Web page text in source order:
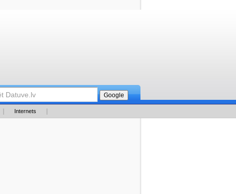
Internets